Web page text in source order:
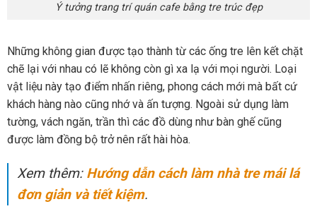
Ý tưởng trang trí quán cafe bằng tre trúc đẹp
Những không gian được tạo thành từ các ống tre lên kết chặt
chẽ lại với nhau có lẽ không còn gì xa lạ với mọi người. Loại
vật liệu này tạo điểm nhấn riêng, phong cách mới mà bất cứ
khách hàng nào cũng nhớ và ấn tượng. Ngoài sử dụng làm
tường, vách ngăn, trần thì các đồ dùng như bàn ghế cũng
được làm đồng bộ trở nên rất hài hòa.
Xem thêm: Hướng dẫn cách làm nhà tre mái lá
đơn giản và tiết kiệm.